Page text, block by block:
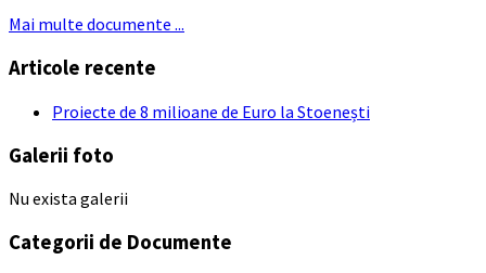
Mai multe documente ...
Articole recente
Proiecte de 8 milioane de Euro la Stoenești
Galerii foto
Nu exista galerii
Categorii de Documente